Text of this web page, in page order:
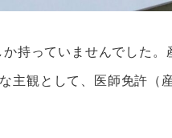
持っていませんでした。
主観として、医師免許（